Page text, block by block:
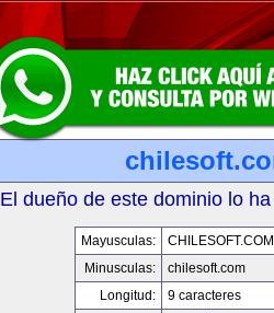
El dueño de este dominio lo
Mayusculas:
CHILESOFT.COM
Minusculas:
chilesoft.com
Longitud:
9 caracteres